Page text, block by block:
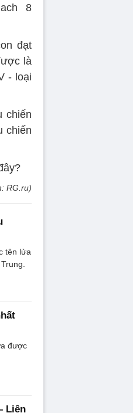
8
đạt
là
- loại
chiến
chiến
RG.ru)
tên lửa
được
Liên